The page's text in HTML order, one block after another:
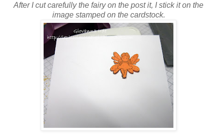
After I cut carefully the fairy on the post it, I stick it on the
image stamped on the cardstock.